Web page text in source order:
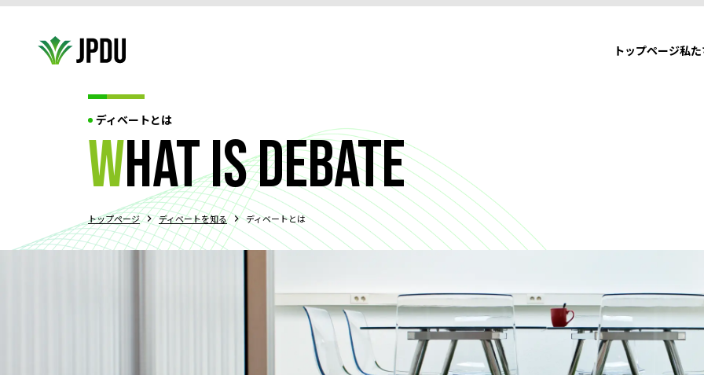
トップページ私
ABOUT US
ABOUT US
JPDU加盟団体 役員紹介代表挨拶JPDU規約プライバシーポリシー
TOURNAMENT
TOURNAMENT
ABOUT DEBATE
ABOUT DEBATE
ディベートの始め方 身に付くスキルコーチ派遣制度
ディベートとは
what is debate
トップページ ディベートを知る ディベートとは